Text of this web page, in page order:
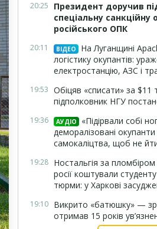
20:25
Президент доручив
спеціальну санкційну
російського ОПК
20:11 ВІДЕО
На Луганщині
логістику окупантів:
електростанцію, АЗС і
19:53 Обіцяв «списати» за $11
підполковник НГУ
19:36 АУДІО
«Підірвали собі
деморалізовані
самокаліцтва, щоб не
19:28 Ностальгія за
росії коштували
тюрми: у Харкові
19:10 Викрито «батюшку» —
отримав 15 років